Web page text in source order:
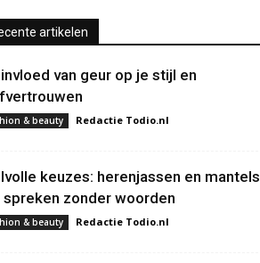
artikelen
van geur op je stijl en
& beauty Redactie Todio.nl
keuzes: herenjassen en mantels
spreken zonder woorden
& beauty Redactie Todio.nl